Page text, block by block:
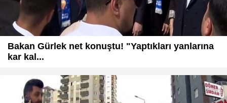
Bakan Gürlek net konuştu! "Yaptıkları yanlarına
kar kal...